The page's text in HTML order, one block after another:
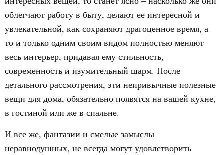
облегчают работу в быту, делают ее интересной и
увлекательной, как сохраняют драгоценное время, а
то и только одним своим видом полностью меняют
весь интерьер, придавая ему стильность,
современность и изумительный шарм. После
детального рассмотрения, эти непривычные полезные
вещи для дома, обязательно появятся на вашей кухне,
в гостиной или же в спальне.
И все же, фантазии и смелые замыслы
неравнодушных, не всегда могут удовлетворить